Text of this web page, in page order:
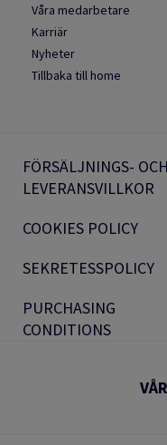
Våra medarbetare
Karriär
Nyheter
Tillbaka till home
FÖRSÄLJNINGS- OCH
LEVERANSVILLKOR
COOKIES POLICY
SEKRETESSPOLICY
PURCHASING
CONDITIONS